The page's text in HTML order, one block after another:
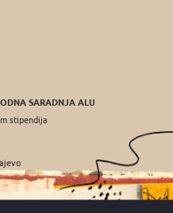
SARADNJA ALU
stipendija